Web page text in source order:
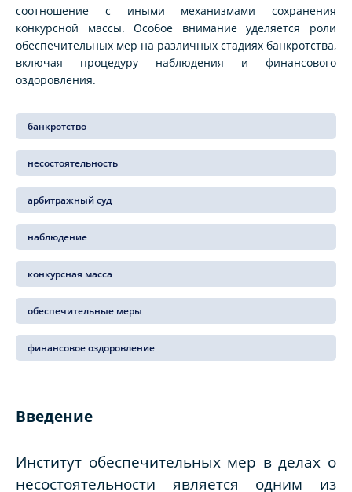
соотношение с иными механизмами сохранения
конкурсной массы. Особое внимание уделяется роли
обеспечительных мер на различных стадиях банкротства,
включая процедуру наблюдения и финансового
оздоровления.
банкротство
несостоятельность
арбитражный суд
наблюдение
конкурсная масса
обеспечительные меры
финансовое оздоровление
Введение
Институт обеспечительных мер в делах о
несостоятельности является одним из